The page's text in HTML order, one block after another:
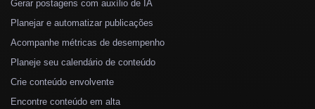
Gerar postagens com auxílio de IA
Planejar e automatizar publicações
Acompanhe métricas de desempenho
Planeje seu calendário de conteúdo
Crie conteúdo envolvente
Encontre conteúdo em alta